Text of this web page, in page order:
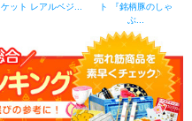
ケット レアルベジ...
ト 『銘柄豚のしゃ
ぶ...